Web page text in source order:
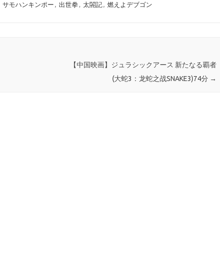
サモハンキンポー , 出世拳 , 太閤記, 燃えよデブゴン
【中国映画】ジュラシックアース 新たなる覇者
(大蛇3：龙蛇之战SNAKE3)74分 →